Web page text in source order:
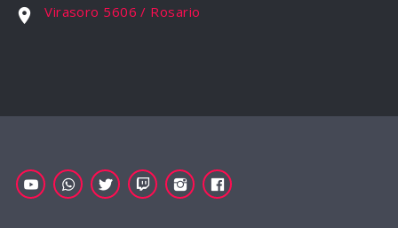
location_on Virasoro 5606 / Rosario